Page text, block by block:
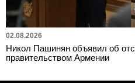
02.08.2026
Никол Пашинян объявил об
правительством Армении